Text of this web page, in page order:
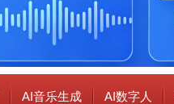
AI音乐生成 AI数字人